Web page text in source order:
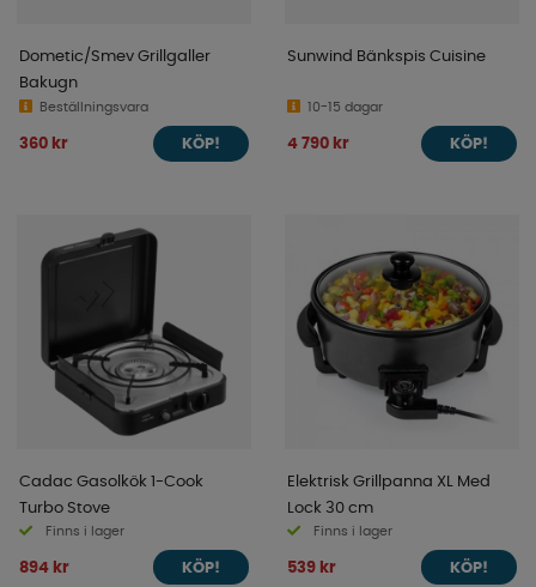
Dometic/Smev Grillgaller
Bakugn
Beställningsvara
360 kr KÖP!
Sunwind Bänkspis Cuisine
10-15 dagar
4 790 kr KÖP!
Cadac Gasolkök 1-Cook
Turbo Stove
Finns i lager
894 kr KÖP!
Elektrisk Grillpanna XL Med
Lock 30 cm
Finns i lager
539 kr KÖP!